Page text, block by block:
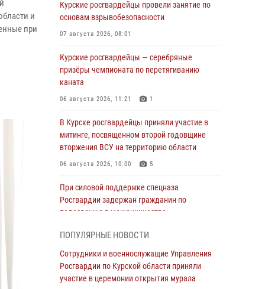
и
при
Курские росгвардейцы провели занятие по
основам взрывобезопасности
07 августа 2026, 08:01
Курские росгвардейцы — серебряные
призёры чемпионата по перетягиванию
каната
06 августа 2026, 11:21 1
В Курске росгвардейцы приняли участие в
митинге, посвященном второй годовщине
вторжения ВСУ на территорию области
06 августа 2026, 10:00 5
При силовой поддержке спецназа
Росгвардии задержан гражданин по
подозрению в мошенничестве
Курские росгвардейцы продолжают
знакомить подрастающее поколение с
особенностями службы
ПОПУЛЯРНЫЕ НОВОСТИ
Сотрудники и военнослужащие Управления
Росгвардии по Курской области приняли
участие в церемонии открытия мурала